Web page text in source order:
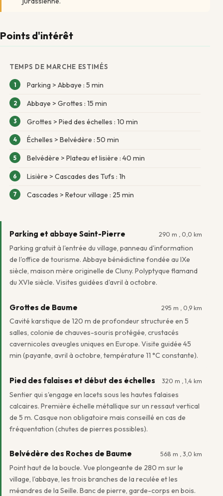
Points d'intérêt
TEMPS DE MARCHE ESTIMÉS
Parking > Abbaye : 5 min
Abbaye > Grottes : 15 min
Grottes > Pied des échelles : 10 min
Échelles > Belvédère : 50 min
Belvédère > Plateau et lisière : 40 min
Lisière > Cascades des Tufs : 1h
Cascades > Retour village : 25 min
Parking et abbaye Saint-Pierre 290 m , 0,0 km
Parking gratuit à l'entrée du village, panneau d'information
de l'office de tourisme. Abbaye bénédictine fondée au IXe
siècle, maison mère originelle de Cluny. Polyptyque flamand
du XVIe siècle. Visites guidées d'avril à octobre.
Grottes de Baume 295 m , 0,9 km
Cavité karstique de 120 m de profondeur structurée en 5
salles, colonie de chauves-souris protégée, crustacés
cavernicoles aveugles uniques en Europe. Visite guidée 45
min (payante, avril à octobre, température 11 °C constante).
Pied des falaises et début des échelles 320 m , 1,4 km
Sentier qui s'engage en lacets sous les hautes falaises
calcaires. Première échelle métallique sur un ressaut vertical
de 5 m. Casque non obligatoire mais conseillé en cas de
fréquentation (chutes de pierres possibles).
Belvédère des Roches de Baume 568 m , 3,0 km
Point haut de la boucle. Vue plongeante de 280 m sur le
village, l'abbaye, les trois branches de la reculée et les
méandres de la Seille. Banc de pierre, garde-corps en bois.